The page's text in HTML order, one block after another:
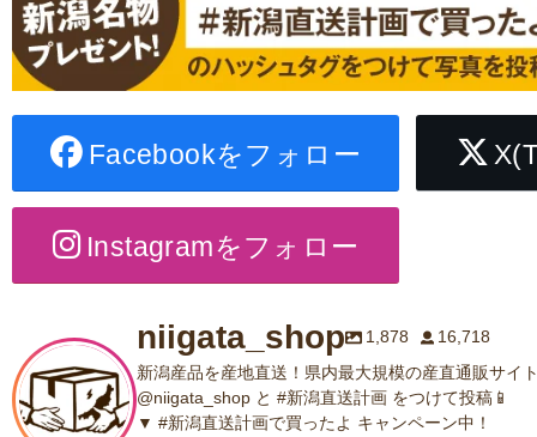
Facebookをフォロー
Instagramをフォロー
niigata_shop 1,878
16,718
新潟産品を産地直送！県内最大規模の産直通販サイ
@niigata_shop と #新潟直送計画 をつけて投稿📱
▼ #新潟直送計画で買ったよ キャンペーン中！